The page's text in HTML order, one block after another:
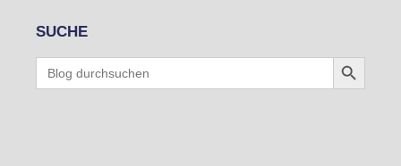
SUCHE
Search
for:
Search Button